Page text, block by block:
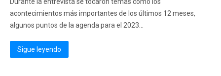
acontecimientos más importantes de los últimos 12 meses,
algunos puntos de la agenda para el 2023...
Sigue leyendo